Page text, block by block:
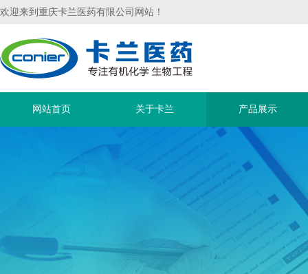
欢迎来到重庆卡兰医药有限公司网站！
网站首页 关于卡兰 产品展示